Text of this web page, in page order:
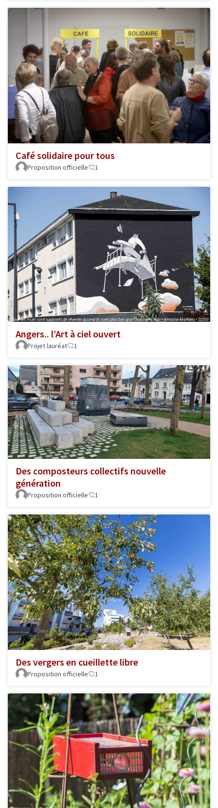
Café solidaire pour tous
Proposition officielle 1
Angers.. l’Art à ciel ouvert
Projet lauréat 1
Des composteurs collectifs nouvelle
génération
Proposition officielle 1
Des vergers en cueillette libre
Proposition officielle 1